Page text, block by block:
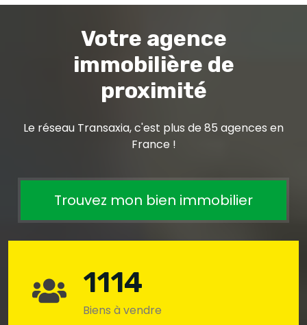
Votre agence
immobilière de
proximité
Le réseau Transaxia, c'est plus de 85 agences en
France !
Trouvez mon bien immobilier
1114
Biens à vendre